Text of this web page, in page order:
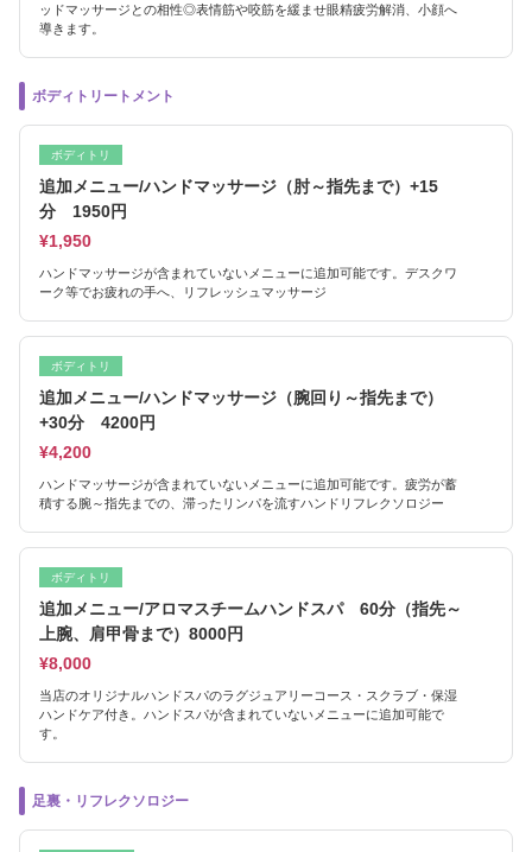
ッドマッサージとの相性◎表情筋や咬筋を緩ませ眼精疲労解消、小顔へ
導きます。
ボディトリートメント
ボディトリ
追加メニュー/ハンドマッサージ（肘～指先まで）+15
分 1950円
¥1,950
ハンドマッサージが含まれていないメニューに追加可能です。デスクワ
ーク等でお疲れの手へ、リフレッシュマッサージ
ボディトリ
追加メニュー/ハンドマッサージ（腕回り～指先まで）
+30分 4200円
¥4,200
ハンドマッサージが含まれていないメニューに追加可能です。疲労が蓄
積する腕～指先までの、滞ったリンパを流すハンドリフレクソロジー
ボディトリ
追加メニュー/アロマスチームハンドスパ 60分（指先～
上腕、肩甲骨まで）8000円
¥8,000
当店のオリジナルハンドスパのラグジュアリーコース・スクラブ・保湿
ハンドケア付き。ハンドスパが含まれていないメニューに追加可能で
す。
足裏・リフレクソロジー